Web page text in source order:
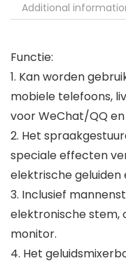
Additional
Functie:
1. Kan worden
mobiele telefoons,
voor WeChat/QQ
2. Het
speciale effecten
elektrische geluiden
3. Inclusief
elektronische stem,
monitor.
4. Het